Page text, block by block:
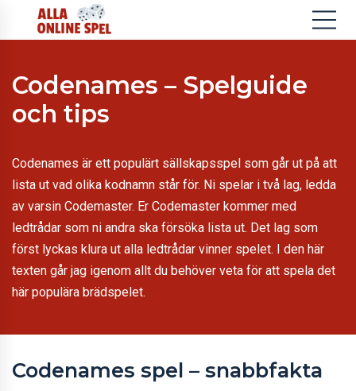
Codenames – Spelguide
och tips
Codenames är ett populärt sällskapsspel som går ut på att
lista ut vad olika kodnamn står för. Ni spelar i två lag, ledda
av varsin Codemaster. Er Codemaster kommer med
ledtrådar som ni andra ska försöka lista ut. Det lag som
först lyckas klura ut alla ledtrådar vinner spelet. I den här
texten går jag igenom allt du behöver veta för att spela det
här populära brädspelet.
Codenames spel – snabbfakta